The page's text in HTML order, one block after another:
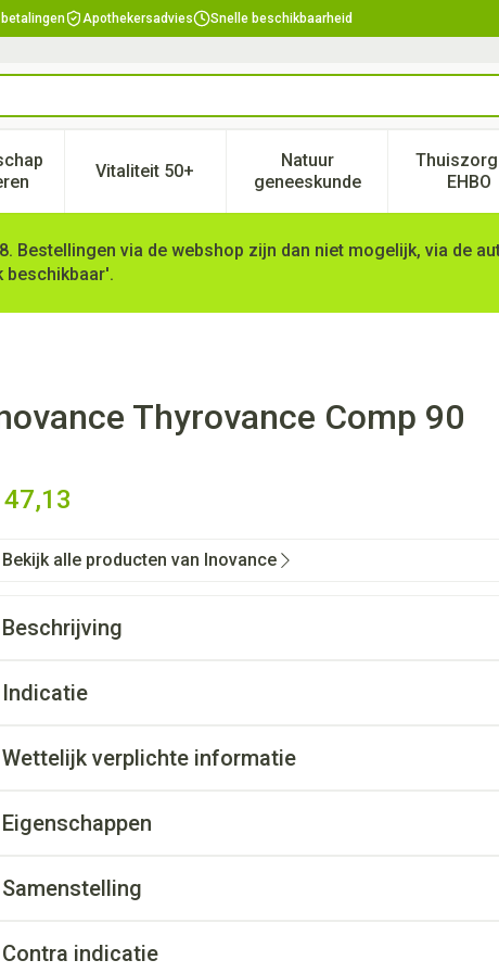
Apothekersadvies Snelle beschikbaarheid
en hygiëne categorie
voeding en vitamines categorie
submenu voor Zwangerschap en kinderen categorie
Vitaliteit 50+Toon submenu voor Vitaliteit 50+ categorie
Natuur
geneeskunde
Toon submenu voorEHBO
via de webshop zijn dan niet mogelijk, via de
beschikbaar'.
Thyrovance Comp 90
47,13
Bekijk alle producten van Inovance
Beschrijving
Indicatie
Wettelijk verplichte informatie
Eigenschappen
Samenstelling
Contra indicatie